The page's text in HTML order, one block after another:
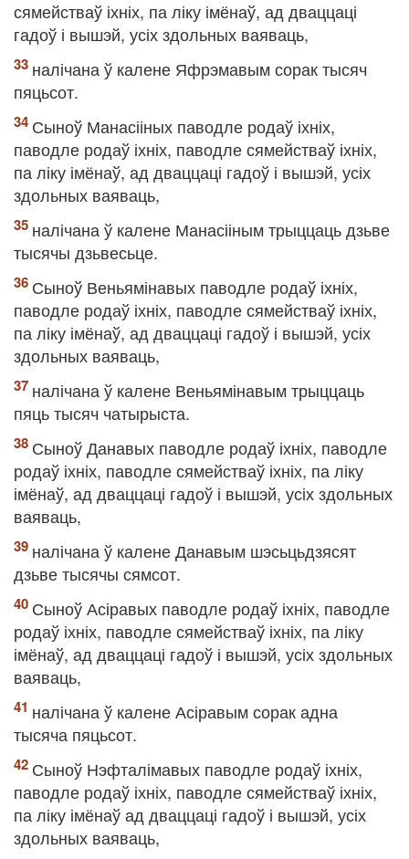
сямействаў іхніх, па ліку імёнаў, ад дваццаці
гадоў і вышэй, усіх здольных ваяваць,
налічана ў калене Яфрэмавым сорак тысяч
пяцьсот.
Сыноў Манасііных паводле родаў іхніх,
паводле родаў іхніх, паводле сямействаў іхніх,
па ліку імёнаў, ад дваццаці гадоў і вышэй, усіх
здольных ваяваць,
налічана ў калене Манасііным трыццаць дзьве
тысячы дзьвесьце.
Сыноў Веньямінавых паводле родаў іхніх,
паводле родаў іхніх, паводле сямействаў іхніх,
па ліку імёнаў, ад дваццаці гадоў і вышэй, усіх
здольных ваяваць,
налічана ў калене Веньямінавым трыццаць
пяць тысяч чатырыста.
Сыноў Данавых паводле родаў іхніх, паводле
родаў іхніх, паводле сямействаў іхніх, па ліку
імёнаў, ад дваццаці гадоў і вышэй, усіх здольных
ваяваць,
налічана ў калене Данавым шэсьцьдзясят
дзьве тысячы сямсот.
Сыноў Асіравых паводле родаў іхніх, паводле
родаў іхніх, паводле сямействаў іхніх, па ліку
імёнаў, ад дваццаці гадоў і вышэй, усіх здольных
ваяваць,
налічана ў калене Асіравым сорак адна
тысяча пяцьсот.
Сыноў Нэфталімавых паводле родаў іхніх,
паводле родаў іхніх, паводле сямействаў іхніх,
па ліку імёнаў ад дваццаці гадоў і вышэй, усіх
здольных ваяваць,